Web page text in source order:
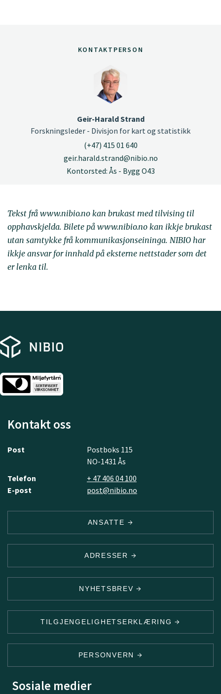
KONTAKTPERSON
Geir-Harald Strand
Forskningsleder - Divisjon for kart og statistikk
(+47) 415 01 640
geir.harald.strand@nibio.no
Kontorsted: Ås - Bygg O43
Tekst frå www.nibio.no kan brukast med tilvising til
opphavskjelda. Bilete på www.nibio.no kan ikkje brukast
utan samtykke frå kommunikasjonseininga. NIBIO har
ikkje ansvar for innhald på eksterne nettstader som det
er lenka til.
Kontakt oss
Post
Postboks 115
NO-1431 Ås
Telefon
+ 47 406 04 100
E-post
post@nibio.no
ANSATTE
ADRESSER
NYHETSBREV
TILGJENGELIGHETSERKLÆRING
PERSONVERN
Sosiale medier